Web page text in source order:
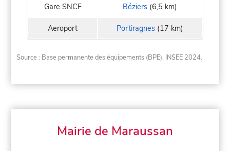
Gare SNCF Béziers (6,5 km)
Aeroport Portiragnes (17 km)
Source : Base permanente des équipements (BPE), INSEE 2024.
Mairie de Maraussan